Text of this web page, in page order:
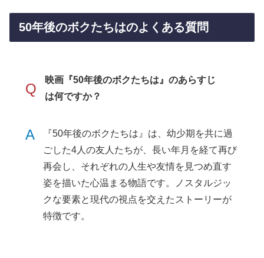
50年後のボクたちはのよくある質問
Q
映画『50年後のボクたちは』のあらすじ
は何ですか？
A
『50年後のボクたちは』は、幼少期を共に過
ごした4人の友人たちが、長い年月を経て再び
再会し、それぞれの人生や友情を見つめ直す
姿を描いた心温まる物語です。ノスタルジッ
クな要素と現代の視点を交えたストーリーが
特徴です。